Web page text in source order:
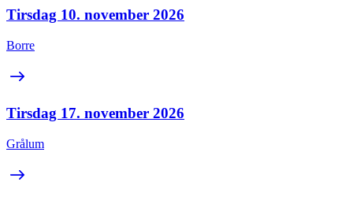
Tirsdag 10. november 2026
Borre
Tirsdag 17. november 2026
Grålum